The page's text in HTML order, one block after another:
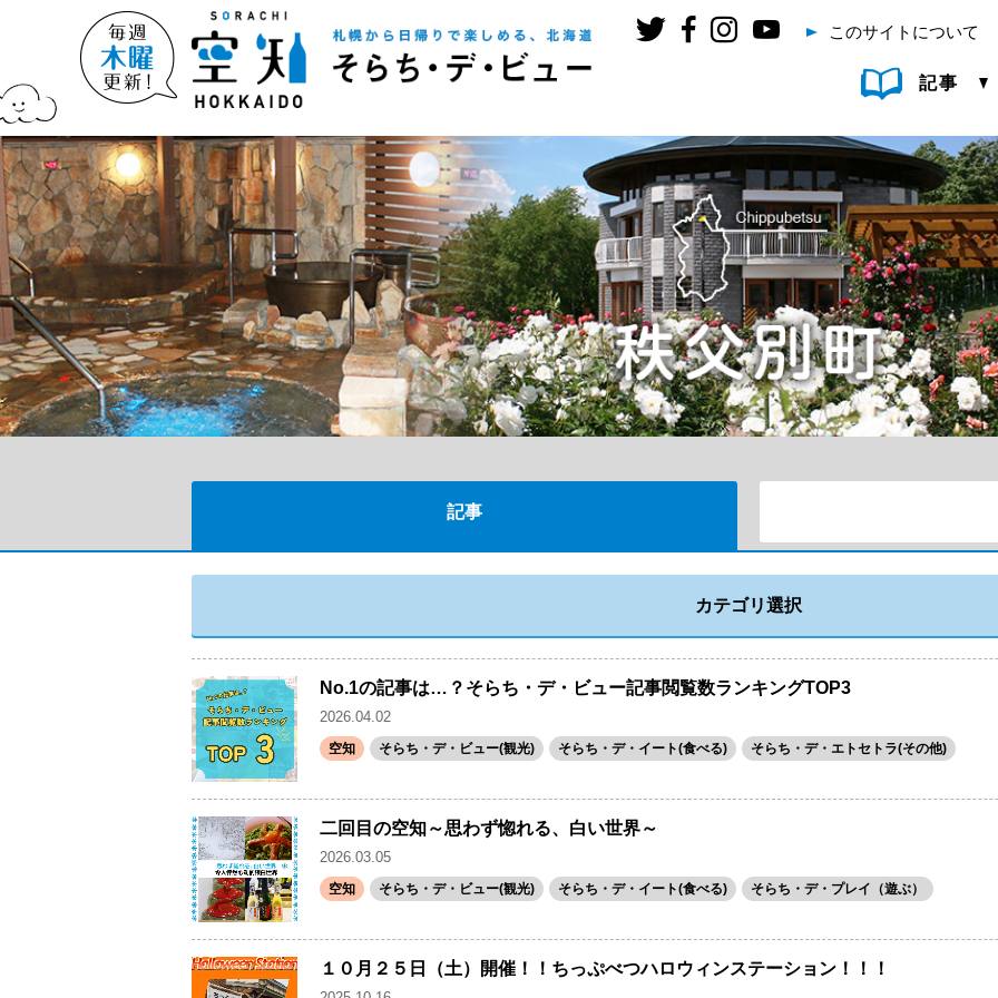
このサイトについて
記事
記事
カテゴリ選択
No.1の記事は…？そらち・デ・ビュー記事閲覧数ランキングTOP3
2026.04.02
空知 そらち・デ・ビュー(観光) そらち・デ・イート(食べる) そらち・デ・エトセトラ(その他)
二回目の空知～思わず惚れる、白い世界～
2026.03.05
空知 そらち・デ・ビュー(観光) そらち・デ・イート(食べる) そらち・デ・プレイ（遊ぶ）
１０月２５日（土）開催！！ちっぷべつハロウィンステーション！！！